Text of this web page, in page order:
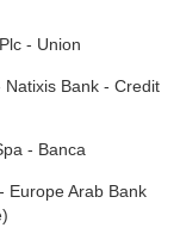
‐ Union
Bank ‐ Credit
‐ Banca
Europe Arab Bank